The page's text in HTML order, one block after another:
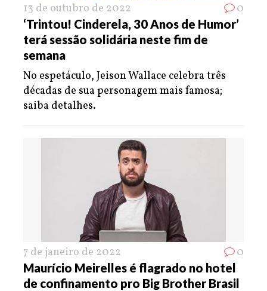
13 de outubro de 2022 0
‘Trintou! Cinderela, 30 Anos de Humor’
terá sessão solidária neste fim de
semana
No espetáculo, Jeison Wallace celebra três
décadas de sua personagem mais famosa;
saiba detalhes.
7 de janeiro de 2022 0
Maurício Meirelles é flagrado no hotel
de confinamento pro Big Brother Brasil